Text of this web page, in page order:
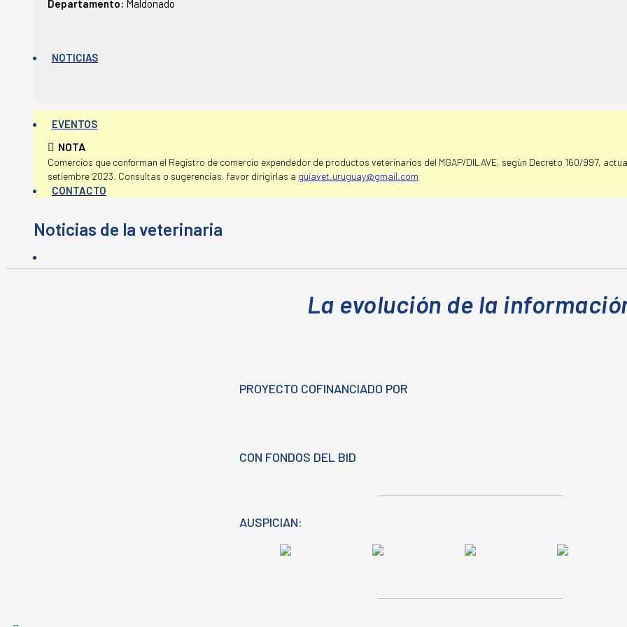
NOTICIAS
EVENTOS
CONTACTO
Departamento: Maldonado
NOTA
Comercios que conforman el Registro de comercio expendedor de productos veterinarios del MGAP/DILAVE, segùn Decreto 160/997,
setiembre 2023. Consultas o sugerencias, favor dirigirlas a guiavet.uruguay@gmail.com
La evolución de la
PROYECTO COFINANCIADO POR
CON FONDOS DEL BID
AUSPICIAN: